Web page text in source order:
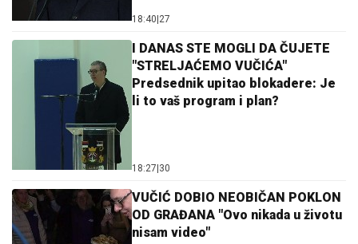
18:40 27
I DANAS STE MOGLI DA ČUJETE
"STRELJAĆEMO VUČIĆA"
Predsednik upitao blokadere: Je
li to vaš program i plan?
18:27 30
VUČIĆ DOBIO NEOBIČAN POKLON
OD GRAĐANA "Ovo nikada u životu
nisam video"